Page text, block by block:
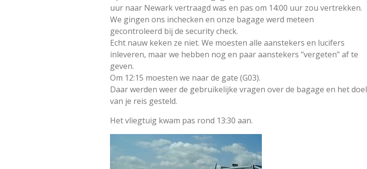
uur naar Newark vertraagd was en pas om 14:00 uur zou vertrekken.
We gingen ons inchecken en onze bagage werd meteen
gecontroleerd bij de security check.
Echt nauw keken ze niet. We moesten alle aanstekers en lucifers
inleveren, maar we hebben nog en paar aanstekers "vergeten" af te
geven.
Om 12:15 moesten we naar de gate (G03).
Daar werden weer de gebruikelijke vragen over de bagage en het doel
van je reis gesteld.
Het vliegtuig kwam pas rond 13:30 aan.